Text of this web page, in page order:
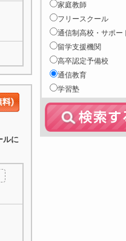
ルに
家庭教師
フリースクール
通信制高校・サポー
留学支援機関
高卒認定予備校
通信教育
学習塾